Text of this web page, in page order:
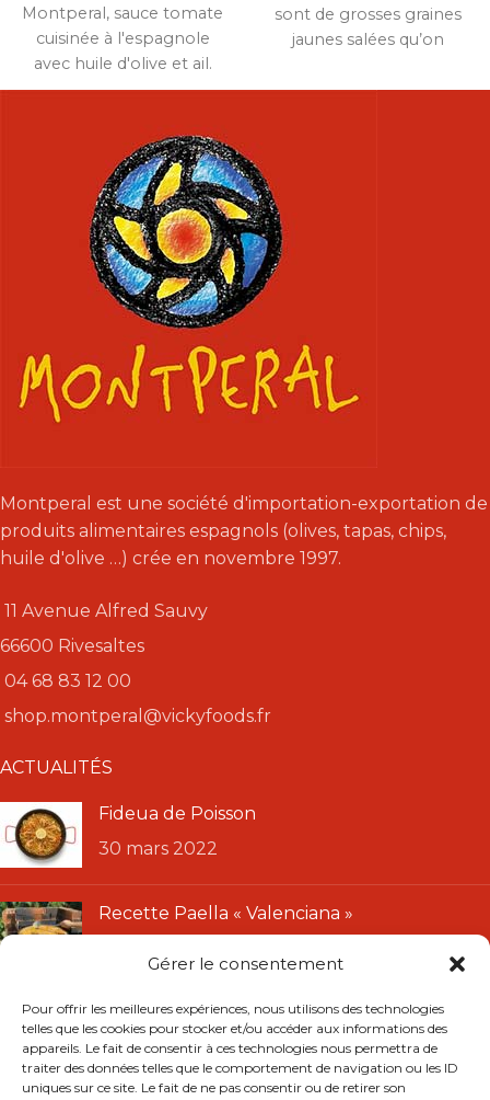
Gérer le consentement
Pour offrir les meilleures expériences, nous utilisons des technologies
telles que les cookies pour stocker et/ou accéder aux informations des
appareils. Le fait de consentir à ces technologies nous permettra de
traiter des données telles que le comportement de navigation ou les ID
uniques sur ce site. Le fait de ne pas consentir ou de retirer son
Montperal, sauce tomate
cuisinée à l'espagnole
avec huile d'olive et ail.
Base idéale pour pâtes, riz
420 g.
sont de grosses graines
jaunes salées qu’on
appréciées sur
Montperal est une société d'importation-exportation de
produits alimentaires espagnols (olives, tapas, chips,
huile d'olive …) crée en novembre 1997.
11 Avenue Alfred Sauvy
66600 Rivesaltes
04 68 83 12 00
shop.montperal@vickyfoods.fr
ACTUALITÉS
Fideua de Poisson
30 mars 2022
Recette Paella « Valenciana »
LIENS UTILES
CGU
CGV